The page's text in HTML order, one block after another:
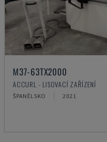
M37-63TX2000
ACCURL - LISOVACÍ ZAŘÍZENÍ
ŠPANĚLSKO 2021